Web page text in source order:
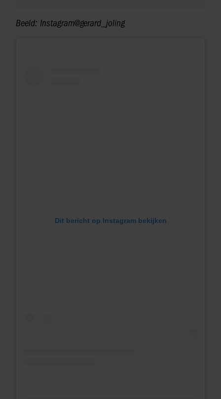
Beeld: Instagram@gerard_joling
Dit bericht op Instagram bekijken